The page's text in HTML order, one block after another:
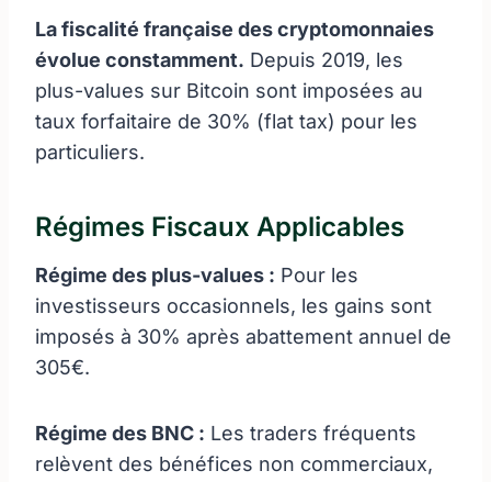
La fiscalité française des cryptomonnaies
évolue constamment. Depuis 2019, les
plus-values sur Bitcoin sont imposées au
taux forfaitaire de 30% (flat tax) pour les
particuliers.
Régimes Fiscaux Applicables
Régime des plus-values : Pour les
investisseurs occasionnels, les gains sont
imposés à 30% après abattement annuel de
305€.
Régime des BNC : Les traders fréquents
relèvent des bénéfices non commerciaux,